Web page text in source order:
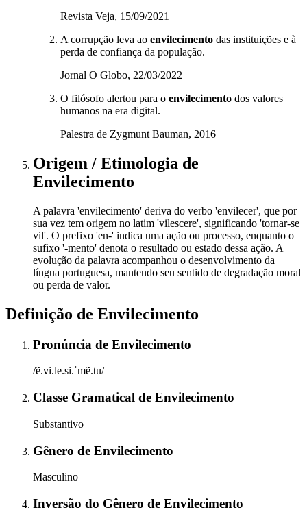
Revista Veja, 15/09/2021
A corrupção leva ao envilecimento das instituições e à
perda de confiança da população.
Jornal O Globo, 22/03/2022
O filósofo alertou para o envilecimento dos valores
humanos na era digital.
Palestra de Zygmunt Bauman, 2016
Origem / Etimologia de
Envilecimento
A palavra 'envilecimento' deriva do verbo 'envilecer', que por
sua vez tem origem no latim 'vilescere', significando 'tornar-se
vil'. O prefixo 'en-' indica uma ação ou processo, enquanto o
sufixo '-mento' denota o resultado ou estado dessa ação. A
evolução da palavra acompanhou o desenvolvimento da
língua portuguesa, mantendo seu sentido de degradação moral
ou perda de valor.
Definição de Envilecimento
Pronúncia de Envilecimento
/ẽ.vi.le.si.ˈmẽ.tu/
Classe Gramatical de Envilecimento
Substantivo
Gênero de Envilecimento
Masculino
Inversão do Gênero de Envilecimento